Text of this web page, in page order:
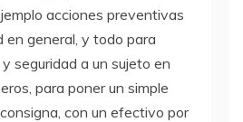
acciones preventivas
en general, y todo para
seguridad a un sujeto en
para poner un simple
con un efectivo por